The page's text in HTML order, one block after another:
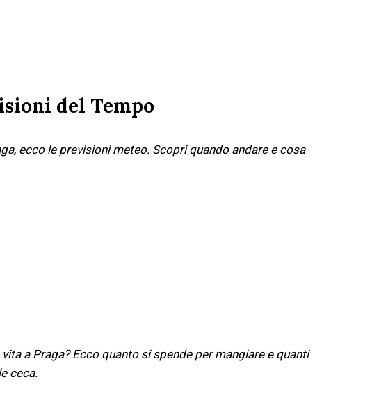
del Tempo
ecco le previsioni meteo. Scopri quando andare e cosa
a Praga? Ecco quanto si spende per mangiare e quanti
ceca.